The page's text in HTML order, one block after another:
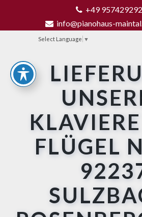
+49
info@pianohaus-
Select Language ▼
FLÜGEL